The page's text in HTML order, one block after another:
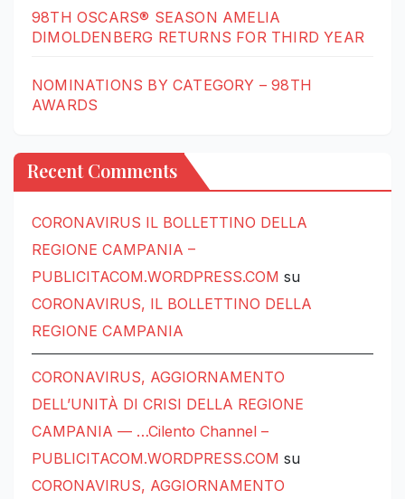
98TH OSCARS® SEASON AMELIA
DIMOLDENBERG RETURNS FOR THIRD YEAR
NOMINATIONS BY CATEGORY – 98TH
AWARDS
Recent Comments
CORONAVIRUS IL BOLLETTINO DELLA
REGIONE CAMPANIA –
PUBLICITACOM.WORDPRESS.COM su
CORONAVIRUS, IL BOLLETTINO DELLA
REGIONE CAMPANIA
CORONAVIRUS, AGGIORNAMENTO
DELL’UNITÀ DI CRISI DELLA REGIONE
CAMPANIA — …Cilento Channel –
PUBLICITACOM.WORDPRESS.COM su
CORONAVIRUS, AGGIORNAMENTO